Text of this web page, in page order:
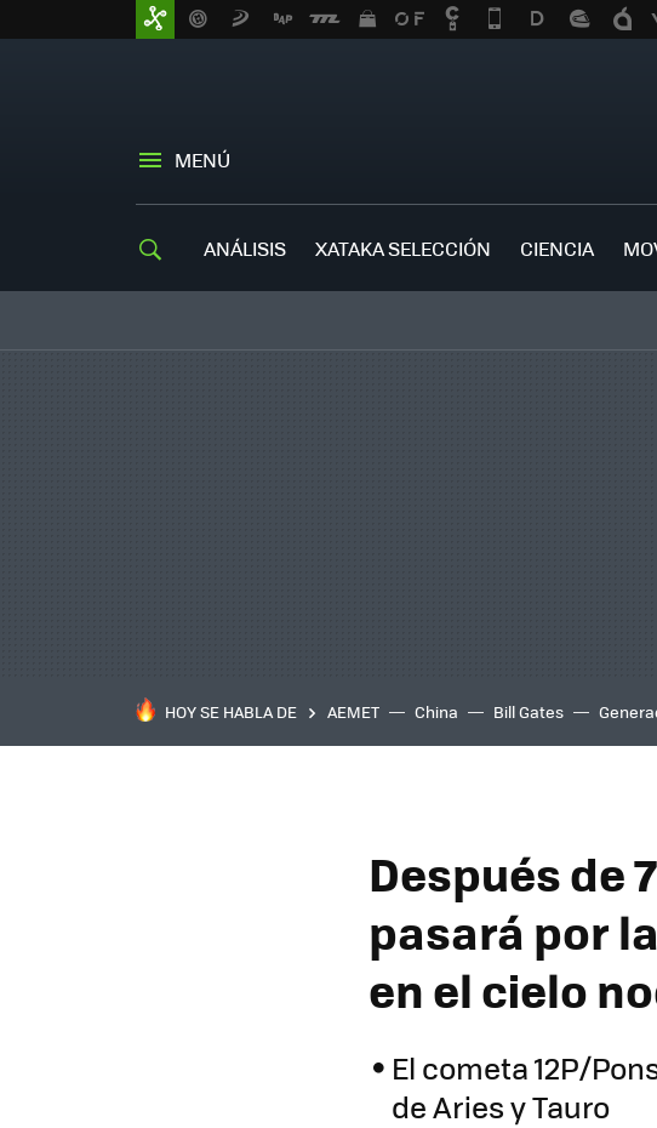
MENÚ
ANÁLISIS XATAKA SELECCIÓN CIENCIA
HOY SE HABLA DE AEMET China Bill Gates
Después de
pasará por
en el cielo
El cometa 12P/
de Aries y Tauro